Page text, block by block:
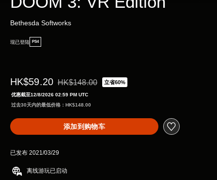
Bethesda Softworks
现已登陆 PS4
HK$59.20 从原价HK$148.00折扣优惠
HK$148.00 立省60%
优惠截至12/8/2026 02:59 PM UTC
过去30天内的最低价格：HK$148.00
添加到购物车
已发布 2021/03/29
离线游玩已启动